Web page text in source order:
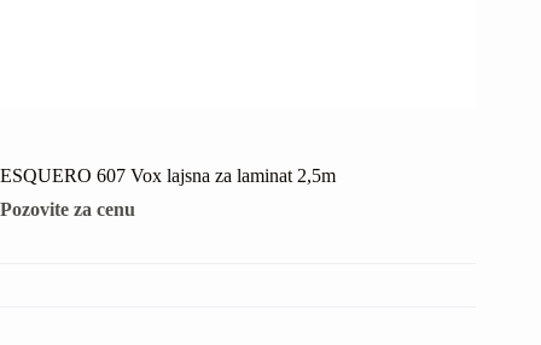
ESQUERO 607 Vox lajsna za laminat 2,5m
Pozovite za cenu